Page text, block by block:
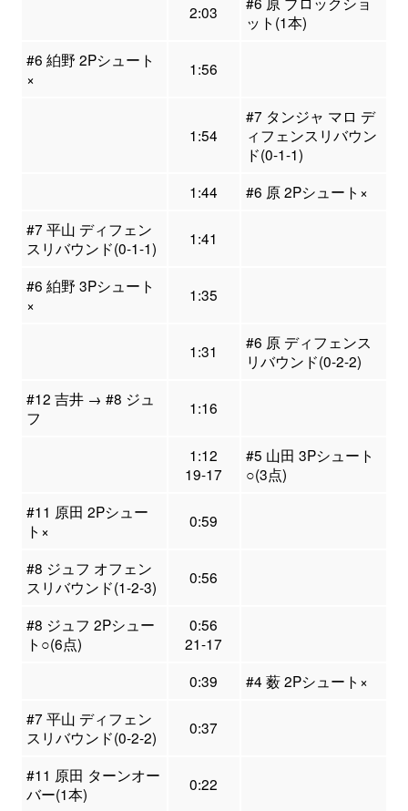
2:03
ット(1本)
#6 絈野 2Pシュート
×
1:56
1:54
#7 タンジャ マロ デ
ィフェンスリバウン
ド(0-1-1)
1:44
#6 原 2Pシュート×
#7 平山 ディフェン
スリバウンド(0-1-1)
1:41
#6 絈野 3Pシュート
×
1:35
1:31
#6 原 ディフェンス
リバウンド(0-2-2)
#12 吉井 → #8 ジュ
フ
1:16
1:12
19-17
#5 山田 3Pシュート
○(3点)
#11 原田 2Pシュー
ト×
0:59
#8 ジュフ オフェン
スリバウンド(1-2-3)
0:56
#8 ジュフ 2Pシュー
ト○(6点)
0:56
21-17
0:39
#4 薮 2Pシュート×
#7 平山 ディフェン
スリバウンド(0-2-2)
0:37
#11 原田 ターンオー
バー(1本)
0:22